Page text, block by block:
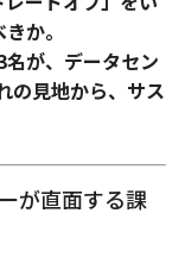
か。
が、データセン
の見地から、サス
が直面する課